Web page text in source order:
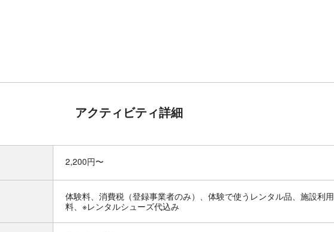
アクティビティ詳細
2,200円〜
体験料、消費税（登録事業者のみ）、体験で使うレンタル品、施設利用
料、※レンタルシューズ代込み